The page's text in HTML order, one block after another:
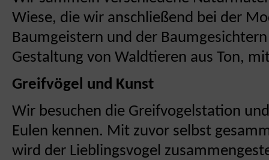
Wiese, die wir anschließend bei der
Baumgeistern und der
Gestaltung von Waldtieren aus Ton,
Greifvögel und Kunst
Wir besuchen die Greifvogelstation
Eulen kennen. Mit zuvor selbst
wird der Lieblingsvogel